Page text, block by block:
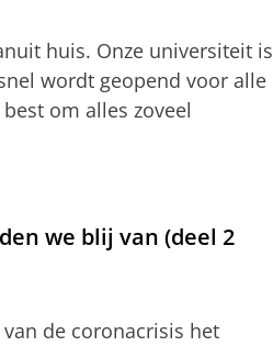
huis. Onze universiteit is
wordt geopend voor alle
om alles zoveel
we blij van (deel 2
de coronacrisis het